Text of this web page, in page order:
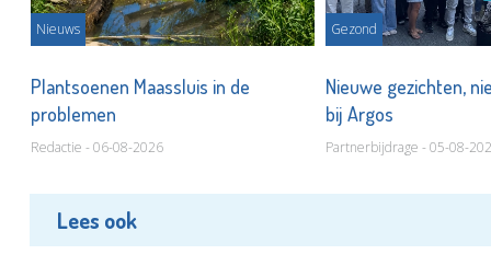
Nieuws
Plantsoenen Maassluis in de
problemen
Redactie - 06-08-2026
Gezond
Nieuwe gezichten,
bij Argos
Partnerbijdrage - 05-08-
Lees ook